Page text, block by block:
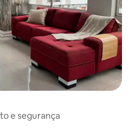
e segurança